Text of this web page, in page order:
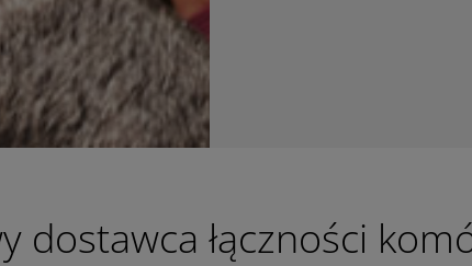
dostawca łączności